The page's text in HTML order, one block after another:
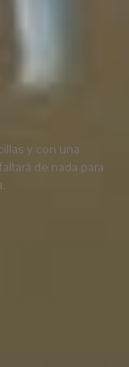
y con una
de nada para